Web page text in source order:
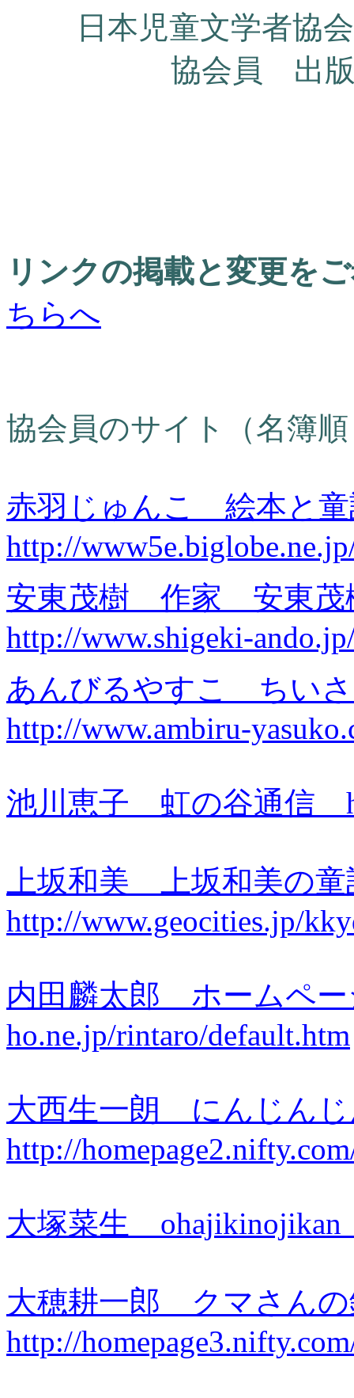
日本児童文学者協
協会員 出
リンクの掲載と変更を
ちらへ
協会員のサイト（名簿
赤羽じゅんこ 絵本と
http://
安東茂樹 作家 安東
http://www.shigeki-
あんびるやすこ ちい
http://www.ambiru-
池川恵子 虹の谷通信
上坂和美 上坂和美の
http://www.geocities.jp/
内田麟太郎 ホームペ
ho.ne.jp/rintaro/default.htm
大西生一朗 にんじん
http://
大塚菜生
大穂耕一郎 クマさん
http://